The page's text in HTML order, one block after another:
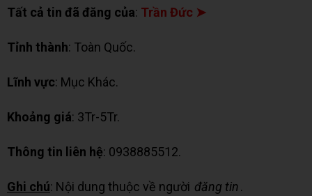
Tất cả tin đã đăng của: Trần Đức ➤
Tỉnh thành: Toàn Quốc.
Lĩnh vực: Mục Khác.
Khoảng giá: 3Tr-5Tr.
Thông tin liên hệ: 0938885512.
Ghi chú: Nội dung thuộc về người đăng tin.